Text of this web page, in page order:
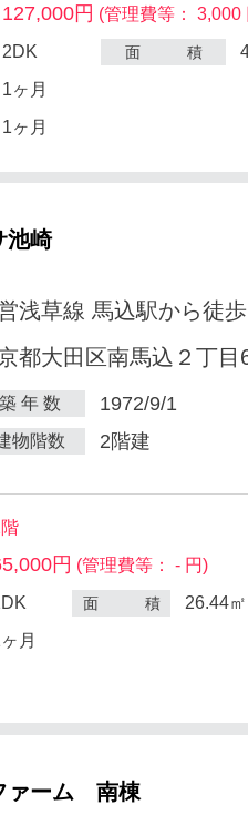
127,000円 (管理費等： 3,000
2DK 面 積
1ヶ月
1ヶ月
池崎
浅草線 馬込駅から徒
都大田区南馬込２丁目
築 年 数 1972/9/1
物階数 2階建
円 (管理費等： - 円)
面 積 26.44㎡
月
ァーム 南棟